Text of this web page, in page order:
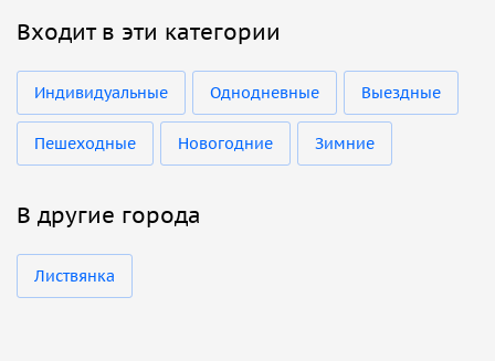
Входит в эти категории
Индивидуальные Однодневные Выездные
Пешеходные Новогодние Зимние
В другие города
Листвянка